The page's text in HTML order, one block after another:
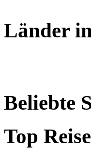
Länder
Beliebte
Top